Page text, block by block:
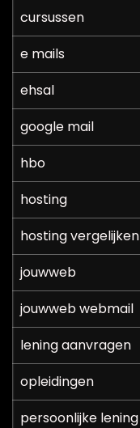
cursussen
e mails
ehsal
google mail
hbo
hosting
hosting vergelijken
jouwweb
jouwweb webmail
lening aanvragen
opleidingen
persoonlijke lening